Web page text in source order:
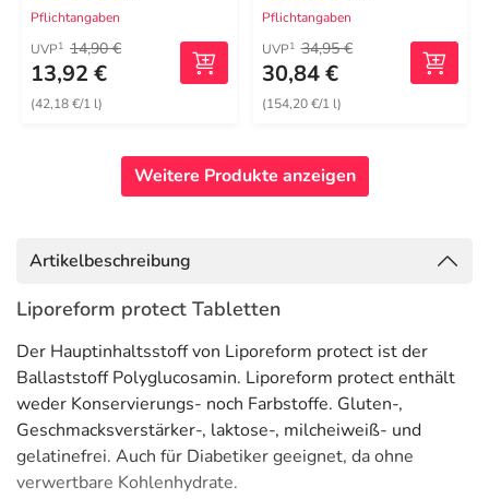
Pflichtangaben
UVP1 14,90 €
13,92 €
(42,18 €/1 l)
Pflichtangaben
UVP1 34,95 €
30,84 €
(154,20 €/1 l)
Weitere Produkte anzeigen
Artikelbeschreibung
Liporeform protect Tabletten
Der Hauptinhaltsstoff von Liporeform protect ist der
Ballaststoff Polyglucosamin. Liporeform protect enthält
weder Konservierungs- noch Farbstoffe. Gluten-,
Geschmacksverstärker-, laktose-, milcheiweiß- und
gelatinefrei. Auch für Diabetiker geeignet, da ohne
verwertbare Kohlenhydrate.